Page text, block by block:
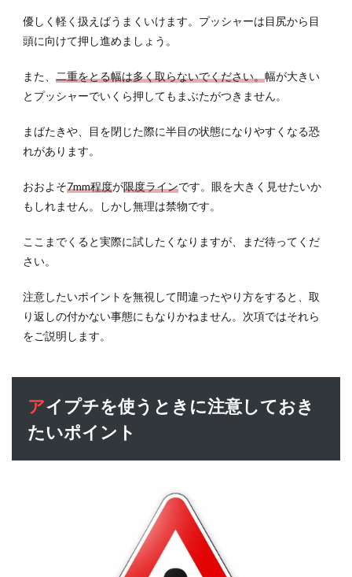
優しく軽く扱えばうまくいけます。プッシャーは目尻から目
頭に向けて押し進めましょう。
また、 二重をとる幅は多く取らないでください。幅が大きい
とプッシャーでいくら押してもまぶたがつきません。
まばたきや、目を閉じた際に半目の状態になりやすくなる恐
れがあります。
おおよそ7mm程度が限度ラインです。眼を大きく見せたいか
もしれません。しかし無理は禁物です。
ここまでくると実際に試したくなりますが、まだ待ってくだ
さい。
注意したいポイントを無視して間違ったやり方をすると、取
り返しの付かない事態にもなりかねません。次項ではそれら
をご説明します。
アイプチを使うときに注意しておき
たいポイント